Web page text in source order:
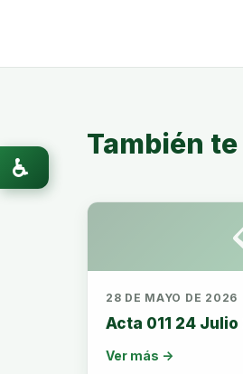
También
28 DE MAYO DE 2026
Acta 011 24 Julio
Ver más →
♿